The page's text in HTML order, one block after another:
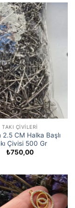
TAKI ÇIVILERI
2.5 CM Halka Başlı
Çivisi 500 Gr
₺750,00